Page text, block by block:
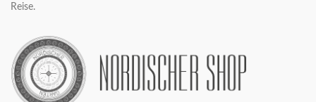
Reise.